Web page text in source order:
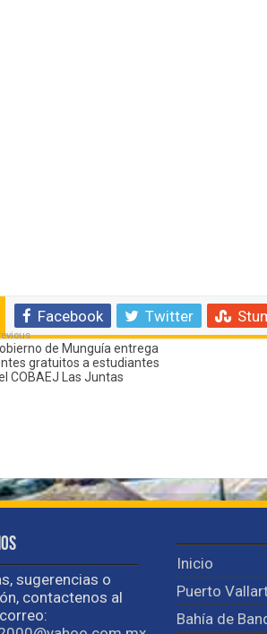
Facebook Twitter
de Munguía entrega
gratuitos a estudiantes
COBAEJ Las Juntas
sugerencias o
contactenos al
Inicio
Puerto
Bahía de